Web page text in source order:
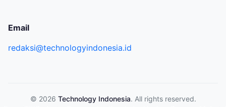
Email
redaksi@technologyindonesia.id
© 2026 Technology Indonesia. All rights reserved.